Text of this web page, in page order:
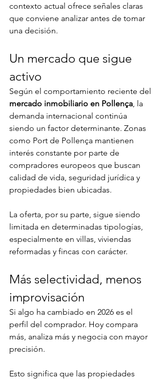
contexto actual ofrece señales claras
que conviene analizar antes de tomar
una decisión.
Un mercado que sigue
activo
Según el comportamiento reciente del
mercado inmobiliario en Pollença , la
demanda internacional continúa
siendo un factor determinante. Zonas
como Port de Pollença mantienen
interés constante por parte de
compradores europeos que buscan
calidad de vida, seguridad jurídica y
propiedades bien ubicadas.
La oferta, por su parte, sigue siendo
limitada en determinadas tipologías,
especialmente en villas, viviendas
reformadas y fincas con carácter.
Más selectividad, menos
improvisación
Si algo ha cambiado en 2026 es el
perfil del comprador. Hoy compara
más, analiza más y negocia con mayor
precisión.
Esto significa que las propiedades